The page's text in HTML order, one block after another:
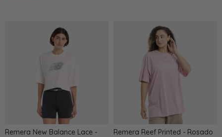
Remera New Balance Lace -
Remera Reef Printed - Rosado